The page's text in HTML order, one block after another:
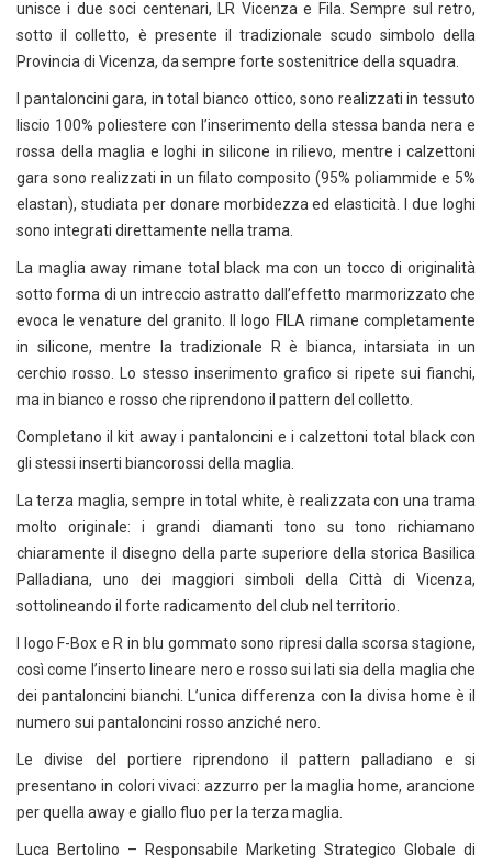
unisce i due soci centenari, LR Vicenza e Fila. Sempre sul retro,
sotto il colletto, è presente il tradizionale scudo simbolo della
Provincia di Vicenza, da sempre forte sostenitrice della squadra.
I pantaloncini gara, in total bianco ottico, sono realizzati in tessuto
liscio 100% poliestere con l’inserimento della stessa banda nera e
rossa della maglia e loghi in silicone in rilievo, mentre i calzettoni
gara sono realizzati in un filato composito (95% poliammide e 5%
elastan), studiata per donare morbidezza ed elasticità. I due loghi
sono integrati direttamente nella trama.
La maglia away rimane total black ma con un tocco di originalità
sotto forma di un intreccio astratto dall’effetto marmorizzato che
evoca le venature del granito. Il logo FILA rimane completamente
in silicone, mentre la tradizionale R è bianca, intarsiata in un
cerchio rosso. Lo stesso inserimento grafico si ripete sui fianchi,
ma in bianco e rosso che riprendono il pattern del colletto.
Completano il kit away i pantaloncini e i calzettoni total black con
gli stessi inserti biancorossi della maglia.
La terza maglia, sempre in total white, è realizzata con una trama
molto originale: i grandi diamanti tono su tono richiamano
chiaramente il disegno della parte superiore della storica Basilica
Palladiana, uno dei maggiori simboli della Città di Vicenza,
sottolineando il forte radicamento del club nel territorio.
I logo F-Box e R in blu gommato sono ripresi dalla scorsa stagione,
così come l’inserto lineare nero e rosso sui lati sia della maglia che
dei pantaloncini bianchi. L’unica differenza con la divisa home è il
numero sui pantaloncini rosso anziché nero.
Le divise del portiere riprendono il pattern palladiano e si
presentano in colori vivaci: azzurro per la maglia home, arancione
per quella away e giallo fluo per la terza maglia.
Luca Bertolino – Responsabile Marketing Strategico Globale di